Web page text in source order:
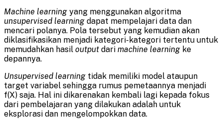
Machine learning yang menggunakan algoritma
unsupervised learning dapat mempelajari data dan
mencari polanya. Pola tersebut yang kemudian akan
diklasifikasikan menjadi kategori-kategori tertentu untuk
memudahkan hasil output dari machine learning ke
depannya.
Unsupervised learning tidak memiliki model ataupun
target variabel sehingga rumus pemetaannya menjadi
f(X) saja. Hal ini dikarenakan kembali lagi kepada fokus
dari pembelajaran yang dilakukan adalah untuk
eksplorasi dan mengelompokkan data.